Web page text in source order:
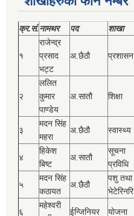
क्र.सं.नामथर पद शाखा
१
राजेन्द्र
प्रसाद
भट्ट
अ.छैठौ प्रशासन
२
ललित
कुमार
पाण्डेय
अ.सातौ शिक्षा
३
मदन सिंह
महरा
अ.छैठौ स्वास्थ्य
४
हिकेश
बिष्‍ट
अ.सातौ
सूचना
प्रविधि
५
मदन सिंह
कठायत
अ.छैठौ
पशु तथा
भेटेरिनरि
६
महेश्‍वरी
ईन्जिनियर योजना